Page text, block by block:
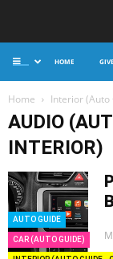
HOME
Home Interior (Auto
AUDIO
INTERIOR)
AUTO GUIDE
CAR (AUTO GUIDE)